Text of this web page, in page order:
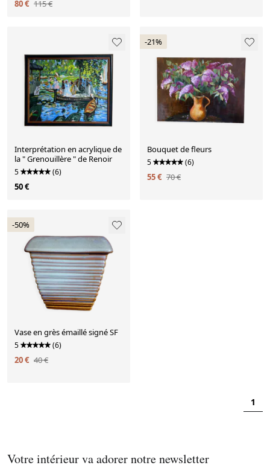
80 € 115 €
Interprétation en acrylique de
la " Grenouillère " de Renoir
5 (6)
50 €
-21%
Bouquet de fleurs
5 (6)
55 € 70 €
-50%
Vase en grès émaillé signé SF
5 (6)
20 € 40 €
1
Votre intérieur va adorer notre newsletter